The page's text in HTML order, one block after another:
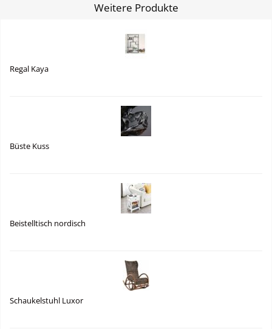
Weitere Produkte
Regal Kaya
Büste Kuss
Beistelltisch nordisch
Schaukelstuhl Luxor